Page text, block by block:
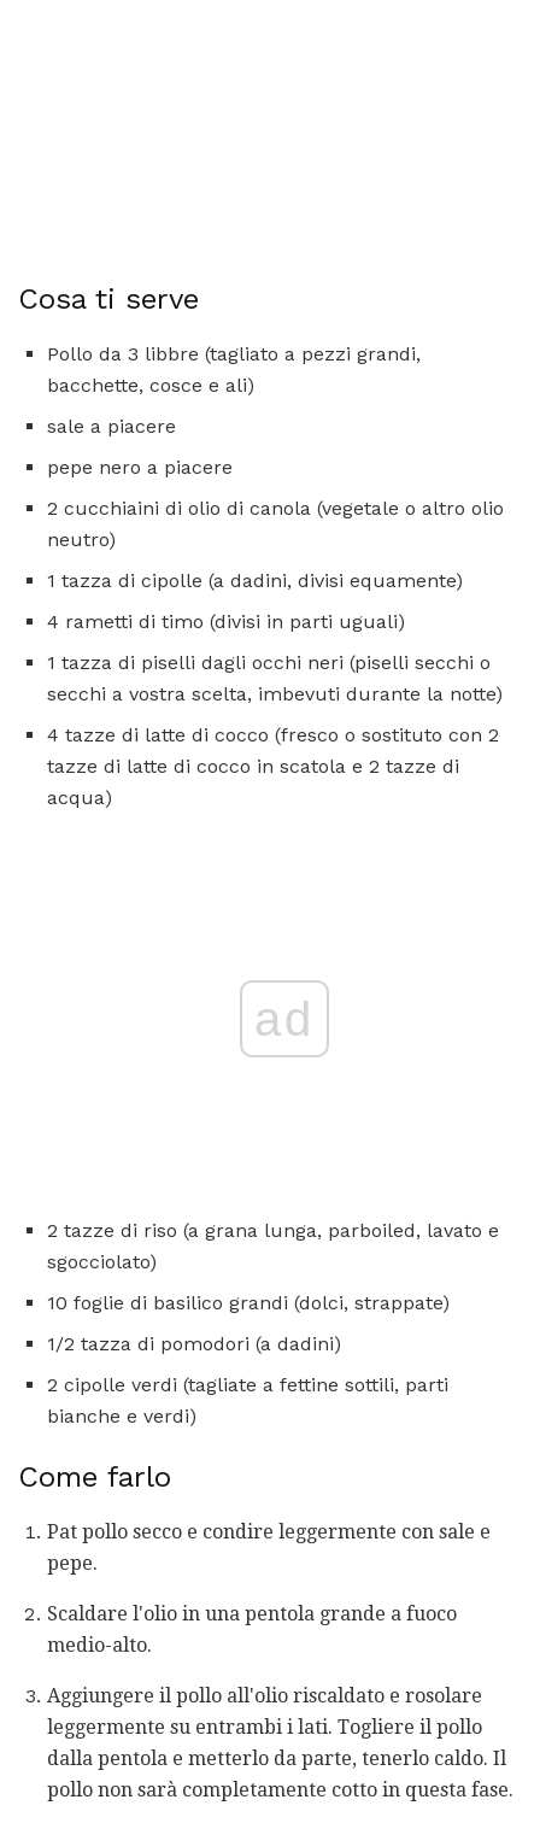
Cosa ti serve
Pollo da 3 libbre (tagliato a pezzi grandi,
bacchette, cosce e ali)
sale a piacere
pepe nero a piacere
2 cucchiaini di olio di canola (vegetale o altro olio
neutro)
1 tazza di cipolle (a dadini, divisi equamente)
4 rametti di timo (divisi in parti uguali)
1 tazza di piselli dagli occhi neri (piselli secchi o
secchi a vostra scelta, imbevuti durante la notte)
4 tazze di latte di cocco (fresco o sostituto con 2
tazze di latte di cocco in scatola e 2 tazze di
acqua)
ad
2 tazze di riso (a grana lunga, parboiled, lavato e
sgocciolato)
10 foglie di basilico grandi (dolci, strappate)
1/2 tazza di pomodori (a dadini)
2 cipolle verdi (tagliate a fettine sottili, parti
bianche e verdi)
Come farlo
Pat pollo secco e condire leggermente con sale e
pepe.
Scaldare l'olio in una pentola grande a fuoco
medio-alto.
Aggiungere il pollo all'olio riscaldato e rosolare
leggermente su entrambi i lati. Togliere il pollo
dalla pentola e metterlo da parte, tenerlo caldo. Il
pollo non sarà completamente cotto in questa fase.